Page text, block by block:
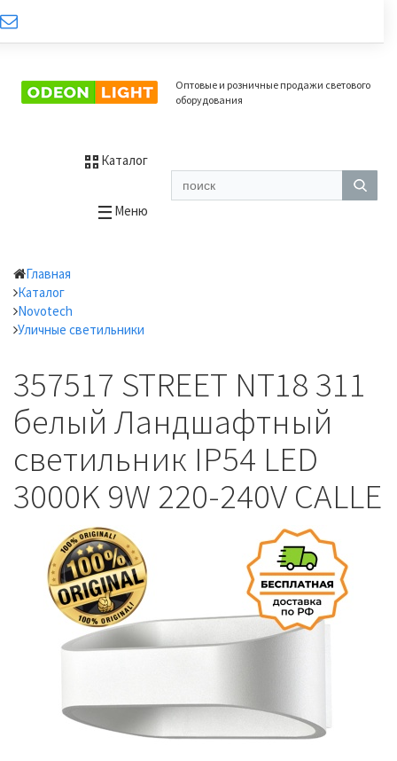
Оптовые и розничные продажи светового
оборудования
Каталог
Меню
Главная
Каталог
Novotech
Уличные светильники
357517 STREET NT18 311
белый Ландшафтный
светильник IP54 LED
3000K 9W 220-240V CALLE